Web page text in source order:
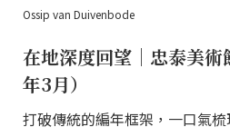
Ossip van Duivenbode
在地深度回望｜忠泰美
年3月）
打破傳統的編年框架，一口氣